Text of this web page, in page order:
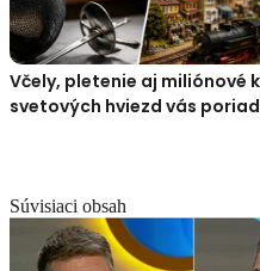
Včely, pletenie aj miliónové
svetových hviezd vás
Súvisiaci obsah